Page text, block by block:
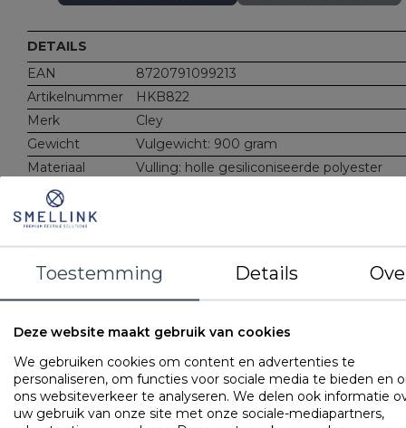
DETAILS
EAN
8720791099213
Artikelnummer
HKB822
Merk
Cley
Gewicht
Vulgewicht: 900 gram
Materiaal
Vulling: holle gesiliconiseerde polyester
Kenmerken
Extra ventilerend (3D band)
Boxmodel (6 cm)
OMSCHRIJVING UITVOERINGEN
Hoofdkussen met gewatteerde tijk en 3D band voor extra
ventilatie.
Toestemming Details
Deze website maakt gebruik van cookies
We gebruiken cookies om content en advertenties te
personaliseren, om functies voor sociale media te bieden en
ons websiteverkeer te analyseren. We delen ook informatie
uw gebruik van onze site met onze sociale-mediapartners,